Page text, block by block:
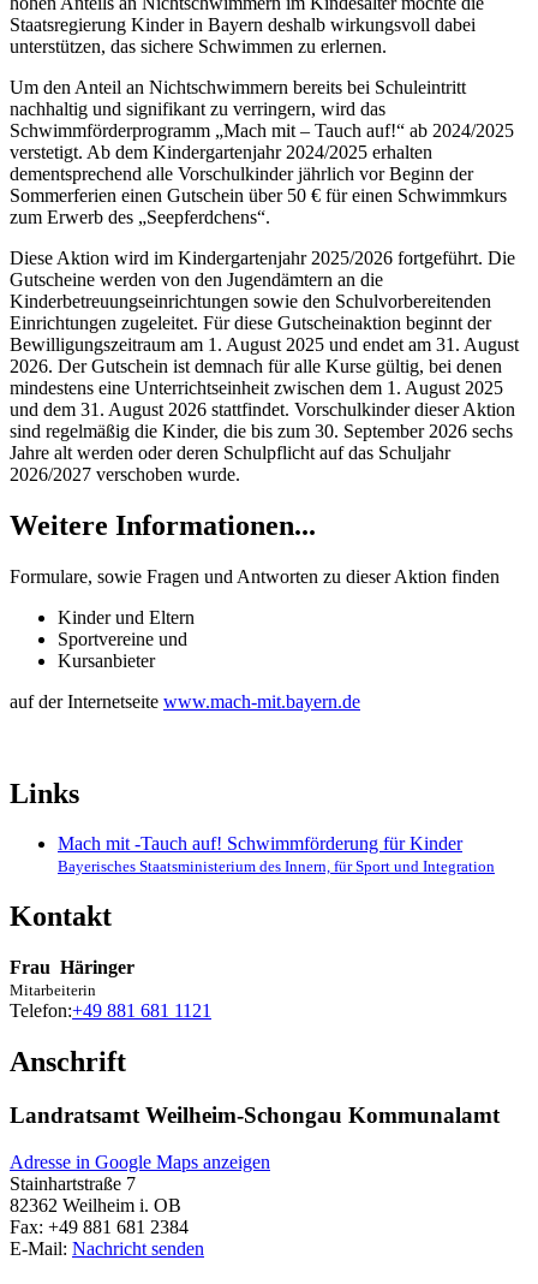
Staatsregierung Kinder in Bayern deshalb wirkungsvoll dabei
unterstützen, das sichere Schwimmen zu erlernen.
Um den Anteil an Nichtschwimmern bereits bei Schuleintritt
nachhaltig und signifikant zu verringern, wird das
Schwimmförderprogramm „Mach mit – Tauch auf!“ ab 2024/2025
verstetigt. Ab dem Kindergartenjahr 2024/2025 erhalten
dementsprechend alle Vorschulkinder jährlich vor Beginn der
Sommerferien einen Gutschein über 50 € für einen Schwimmkurs
zum Erwerb des „Seepferdchens“.
Diese Aktion wird im Kindergartenjahr 2025/2026 fortgeführt. Die
Gutscheine werden von den Jugendämtern an die
Kinderbetreuungseinrichtungen sowie den Schulvorbereitenden
Einrichtungen zugeleitet. Für diese Gutscheinaktion beginnt der
Bewilligungszeitraum am 1. August 2025 und endet am 31. August
2026. Der Gutschein ist demnach für alle Kurse gültig, bei denen
mindestens eine Unterrichtseinheit zwischen dem 1. August 2025
und dem 31. August 2026 stattfindet. Vorschulkinder dieser Aktion
sind regelmäßig die Kinder, die bis zum 30. September 2026 sechs
Jahre alt werden oder deren Schulpflicht auf das Schuljahr
2026/2027 verschoben wurde.
Weitere Informationen...
Formulare, sowie Fragen und Antworten zu dieser Aktion finden
Kinder und Eltern
Sportvereine und
Kursanbieter
auf der Internetseite www.mach-mit.bayern.de
Links
Mach mit -Tauch auf! Schwimmförderung für Kinder
Bayerisches Staatsministerium des Innern, für Sport und Integration
Kontakt
Frau Häringer
Mitarbeiterin
Telefon:+49 881 681 1121
Anschrift
Landratsamt Weilheim-Schongau Kommunalamt
Adresse in Google Maps anzeigen
Stainhartstraße 7
82362 Weilheim i. OB
Fax: +49 881 681 2384
E-Mail: Nachricht senden